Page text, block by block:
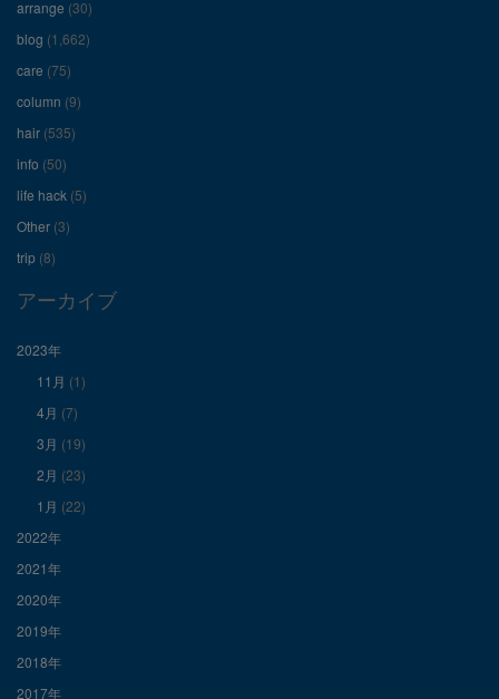
ィ
ー
ル
を
Facebook
で
示
arrange (30)
blog (1,662)
care (75)
column (9)
hair (535)
info (50)
life hack (5)
Other (3)
trip (8)
アーカイブ
2023年
11月 (1)
4月 (7)
3月 (19)
2月 (23)
1月 (22)
2022年
2021年
2020年
2019年
2018年
2017年